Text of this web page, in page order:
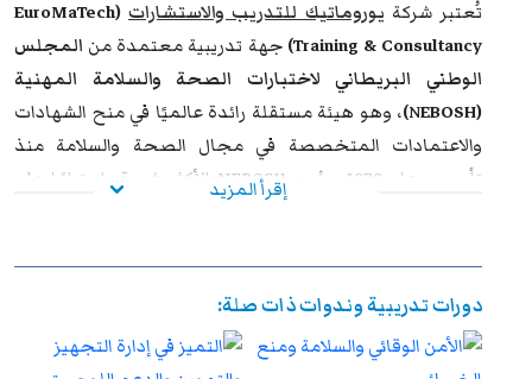
الوظيفي وتحقيق التفوق والتميز داخل مؤسساتهم وخارجها.
تُعتبر شركة يوروماتيك للتدريب والاستشارات (EuroMaTech
Training & Consultancy) جهة تدريبية معتمدة من المجلس
الوطني البريطاني لاختبارات الصحة والسلامة المهنية
(NEBOSH)
، وهو هيئة مستقلة رائدة عالميًا في منح الشهادات
والاعتمادات المتخصصة في مجال الصحة والسلامة منذ
تأسيسه عام 1979. ويُعد NEBOSH الأكثر شهرة واحترامًا على
تغطي برامج
يوروماتيك المعتمدة من NEBOSH
واسعة من المحاور الأساسية التي تركز على نظم الإدارة العالمية
إقرأ المزيد
دورات تدريبية وندوات ذات صلة: